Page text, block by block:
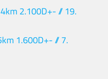
2.100D+- // 19.
1.600D+- // 7.